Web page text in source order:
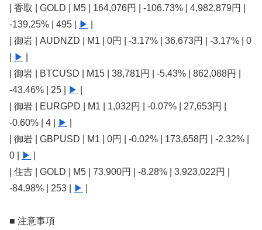
| 香取 | GOLD | M5 | 164,076円 | -106.73% | 4,982,879円 |
-139.25% | 495 |
▶
| 御岩 | AUDNZD | M1 | 0円 | -3.17% | 36,673円 | -3.17% | 0
▶
| 御岩 | BTCUSD | M15 | 38,781円 | -5.43% | 862,088円 |
-43.46% | 25 |
▶
| 御岩 | EURGPD | M1 | 1,032円 | -0.07% | 27,653円 |
-0.60% | 4 |
▶
| 御岩 | GBPUSD | M1 | 0円 | -0.02% | 173,658円 | -2.32% |
0 |
▶
| 住吉 | GOLD | M5 | 73,900円 | -8.28% | 3,923,022円 |
-84.98% | 253 |
▶
■ 注意事項